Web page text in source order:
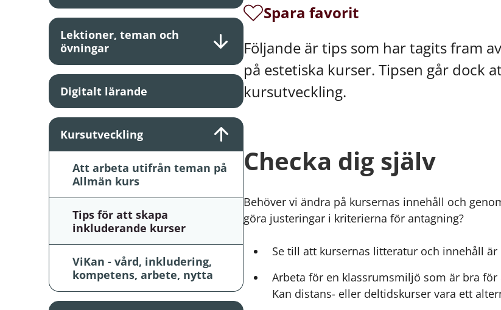
Lektioner, teman och
övningar
Digitalt lärande
Kursutveckling
Att arbeta utifrån teman på
Allmän kurs
Tips för att skapa
inkluderande kurser
ViKan - vård, inkludering,
kompetens, arbete, nytta
Spara favorit
Följande är tips som har tagits fram
på estetiska kurser. Tipsen går dock
kursutveckling.
Checka dig själv
Behöver vi ändra på kursernas innehåll och
göra justeringar i kriterierna för antagning?
Se till att kursernas litteratur och innehåll
Arbeta för en klassrumsmiljö som är bra för
Kan distans- eller deltidskurser vara ett